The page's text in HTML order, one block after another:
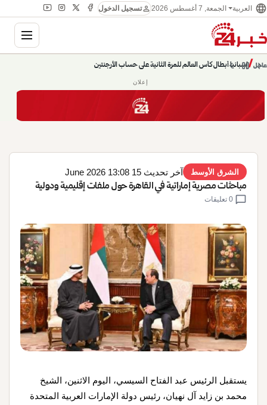
language العربية الجمعة, 7 أغسطس 2026 personتسجيل الدخول
عاجل/
إسبانيا أبطال كأس العالم للمرة الثانية على حساب الأرجنتين
حديث الساعة: سيناريوهات قادمة 745
chevron_right
pause
chevron_left
إعلان
الشرق الأوسط آخر تحديث 15 June 2026 13:08
مباحثات مصرية إماراتية في القاهرة حول ملفات إقليمية ودولية
chat_bubble
يستقبل الرئيس عبد الفتاح السيسي، اليوم الاثنين، الشيخ
محمد بن زايد آل نهيان، رئيس دولة الإمارات العربية المتحدة